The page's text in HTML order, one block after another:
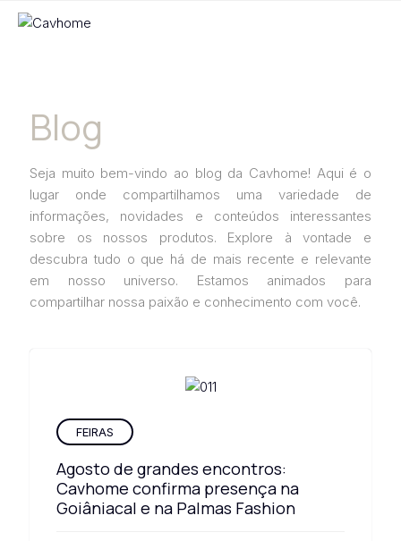
Blog
Seja muito bem-vindo ao blog da Cavhome! Aqui é o
lugar onde compartilhamos uma variedade de
informações, novidades e conteúdos interessantes
sobre os nossos produtos. Explore à vontade e
descubra tudo o que há de mais recente e relevante
em nosso universo. Estamos animados para
compartilhar nossa paixão e conhecimento com você.
FEIRAS
Agosto de grandes encontros:
Cavhome confirma presença na
Goiâniacal e na Palmas Fashion